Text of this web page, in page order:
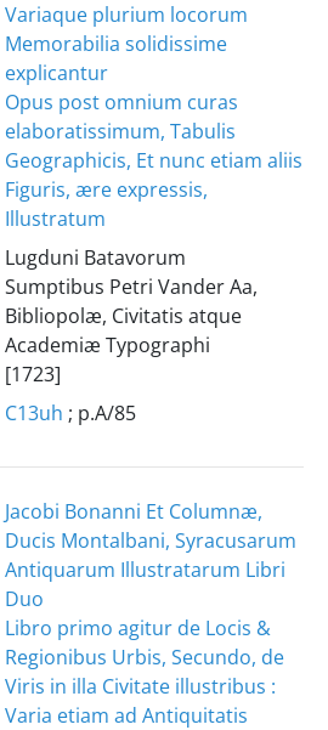
Variaque plurium locorum
Memorabilia solidissime
explicantur
Opus post omnium curas
elaboratissimum, Tabulis
Geographicis, Et nunc etiam aliis
Figuris, ære expressis,
Illustratum
Lugduni Batavorum
Sumptibus Petri Vander Aa,
Bibliopolæ, Civitatis atque
Academiæ Typographi
[1723]
C13uh ; p.A/85
Jacobi Bonanni Et Columnæ,
Ducis Montalbani, Syracusarum
Antiquarum Illustratarum Libri
Duo
Libro primo agitur de Locis &
Regionibus Urbis, Secundo, de
Viris in illa Civitate illustribus :
Varia etiam ad Antiquitatis